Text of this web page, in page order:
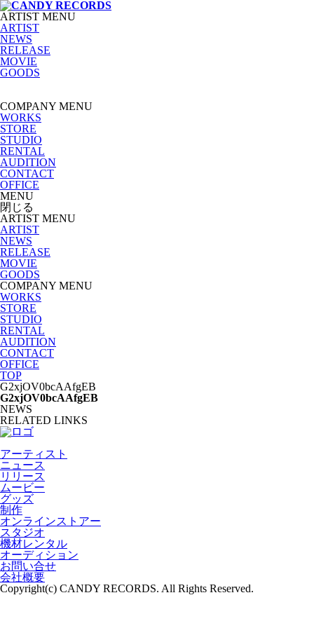
ARTIST MENU
ARTIST
NEWS
RELEASE
MOVIE
GOODS
COMPANY MENU
WORKS
STORE
STUDIO
RENTAL
AUDITION
CONTACT
OFFICE
MENU
閉じる
ARTIST MENU
ARTIST
NEWS
RELEASE
MOVIE
GOODS
COMPANY MENU
WORKS
STORE
STUDIO
RENTAL
AUDITION
CONTACT
OFFICE
TOP
G2xjOV0bcAAfgEB
G2xjOV0bcAAfgEB
NEWS
RELATED LINKS
アーティスト
ニュース
リリース
ムービー
グッズ
制作
オンラインストアー
スタジオ
機材レンタル
オーディション
お問い合せ
会社概要
Copyright(c) CANDY RECORDS. All Rights Reserved.